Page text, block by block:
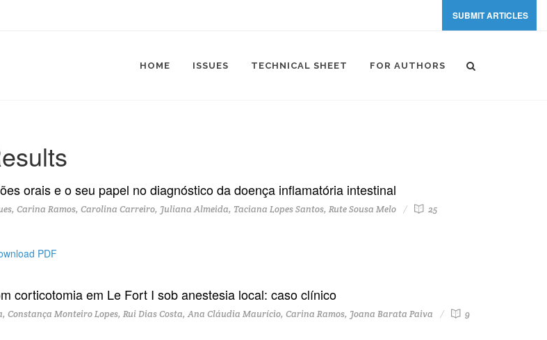
SUBMIT ARTICLES
HOME ISSUES TECHNICAL SHEET FOR AUTHORS
orais e o seu papel no diagnóstico da doença inflamatória intestinal
Carina Ramos, Carolina Carreiro, Juliana Almeida, Taciana Lopes Santos, Rute Sousa Melo
25
PDF
corticotomia em Le Fort I sob anestesia local: caso clínico
Constança Monteiro Lopes, Rui Dias Costa, Ana Cláudia Maurício, Carina Ramos, Joana Barata Paiva
9